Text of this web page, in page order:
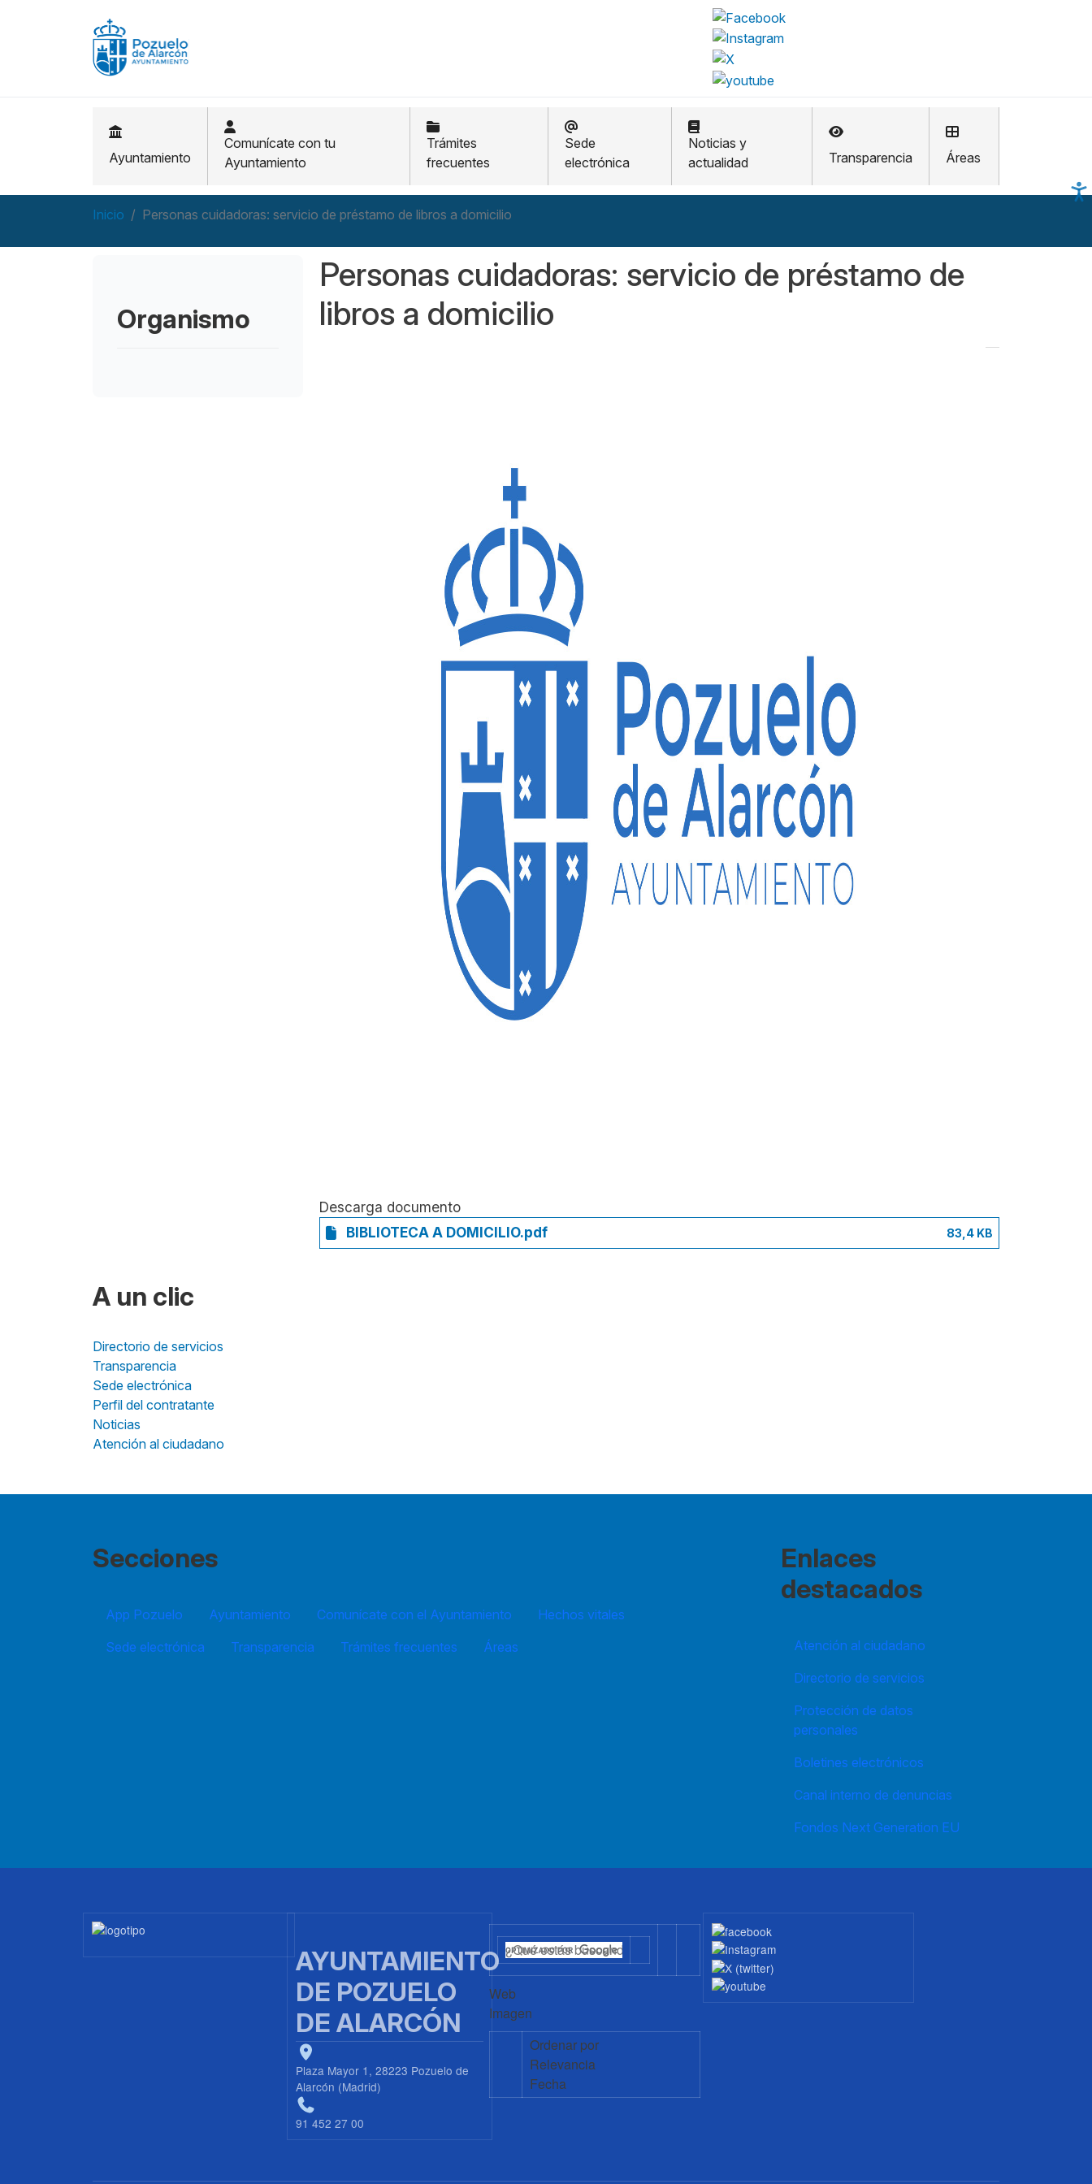
Ayuntamiento
Comunícate con tu
Ayuntamiento
Trámites
frecuentes
Sede
electrónica
Noticias y
actualidad
Transparencia Áreas
Inicio Personas cuidadoras: servicio de préstamo de libros a domicilio
Organismo
Personas cuidadoras: servicio de préstamo de
libros a domicilio
Descarga documento
BIBLIOTECA A DOMICILIO.pdf
83,4 KB
A un clic
Directorio de servicios
Transparencia
Sede electrónica
Perfil del contratante
Noticias
Atención al ciudadano
Secciones
App Pozuelo Ayuntamiento Comunícate con el Ayuntamiento
Hechos vitales
Sede electrónica
Transparencia Trámites frecuentes Áreas
Enlaces
destacados
Atención al ciudadano
Directorio de servicios
Protección de datos
personales
Boletines electrónicos
Canal interno de denuncias
Fondos Next Generation EU
Imagen
AYUNTAMIENTO
DE POZUELO
DE ALARCÓN
Plaza Mayor 1, 28223 Pozuelo de
Alarcón (Madrid)
91 452 27 00
Web
Imagen
Ordenar por
Relevancia
Fecha